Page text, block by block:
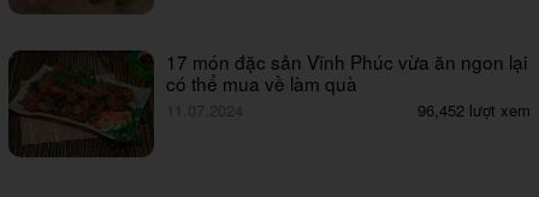
17 món đặc sản Vĩnh Phúc vừa ăn ngon lại
có thể mua về làm quà
11.07.2024 96,452 lượt xem